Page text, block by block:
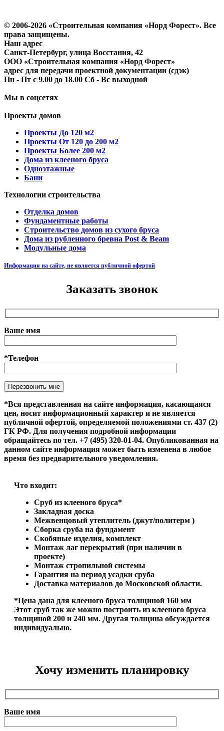
© 2006-2026 «Строительная компания «Норд Форест». Все
права защищены.
Наш адрес
​Санкт-Петербург, улица Восстания, 42
ООО «Строительная компания «Норд Форест»
адрес для передачи проектной документации (сдэк)
Пн - Пт с 9.00 до 18.00 Сб - Вс выходной
Мы в соцсетях
Проекты домов
Проекты До 120 м2
Проекты От 120 до 200 м2
Проекты Более 200 м2
Дома из клееного бруса
Одноэтажные
Бани
Технологии строительства
Отделка домов
Фундаментные работы
Строительство домов из сухого бруса
Дома из рубленного бревна Post & Beam
Модульные дома
Информация на сайте, не является публичной офертой
Заказать звонок
Ваше имя
*Телефон
Оставьте это поле пустым.
*Вся представленная на сайте информация, касающаяся
цен, носит информационный характер и не является
публичной офертой, определяемой положениями ст. 437 (2)
ГК РФ. Для получения подробной информации
обращайтесь по тел. +7 (495) 320-01-04. Опубликованная на
данном сайте информация может быть изменена в любое
время без предварительного уведомления.
Что входит:
Сруб из клееного бруса*
Закладная доска
Межвенцовый утеплитель (джут/политерм )
Сборка сруба на фундамент
Скобяные изделия, комплект
Монтаж лаг перекрытий (при наличии в
проекте)
Монтаж стропильной системы
Гарантия на период усадки сруба
Доставка материалов до Московской области.
*Цена дана для клееного бруса толщиной 160 мм
Этот сруб так же можно построить из клееного бруса
толщиной 200 и 240 мм. Другая толщина обсуждается
индивидуально.
Хочу изменить планировку
Ваше имя